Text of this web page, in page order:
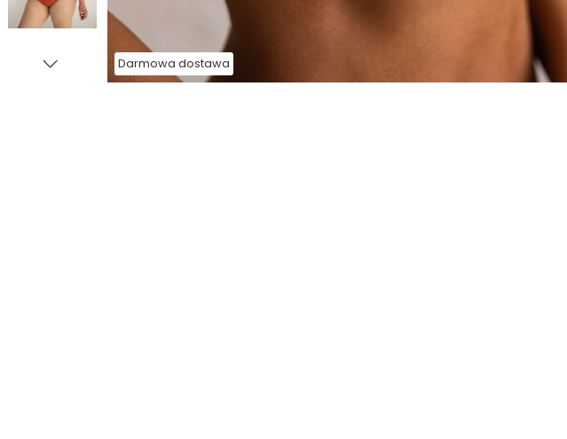
Darmowa dostawa